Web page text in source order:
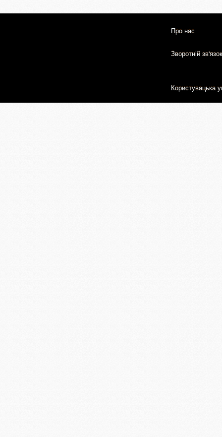
Про нас
Зворотній зв'язок
Користувацька